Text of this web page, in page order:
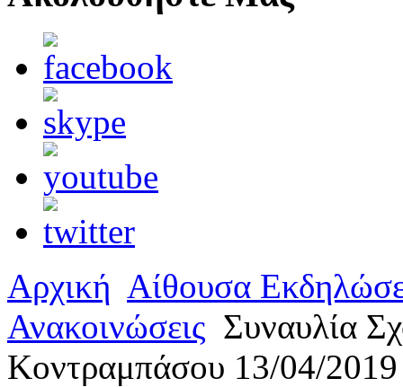
Αρχική Αίθουσα
Ανακοινώσεις Συναυλία
Κοντραμπάσου 13/04/2019